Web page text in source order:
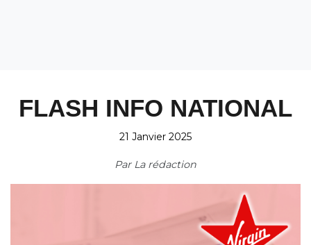
FLASH INFO NATIONAL
21 Janvier 2025
Par La rédaction